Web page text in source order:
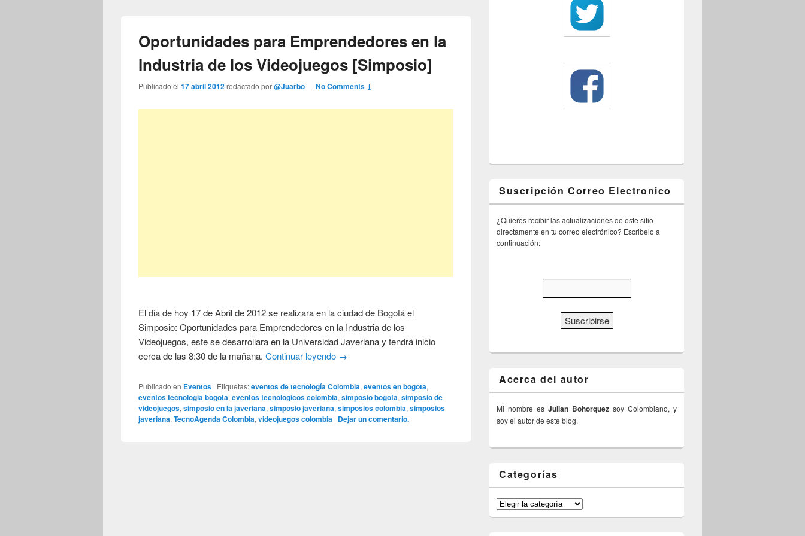
Oportunidades para Emprendedores en la
Industria de los Videojuegos [Simposio]
Publicado el17 abril 2012redactado por@Juarbo—No Comments ↓
El dia de hoy 17 de Abril de 2012 se realizara en la ciudad de Bogotá el
Simposio: Oportunidades para Emprendedores en la Industria de los
Videojuegos, este se desarrollara en la Universidad Javeriana y tendrá inicio
cerca de las 8:30 de la mañana.Continuar leyendo →
Publicado en Eventos | Etiquetas:eventos de tecnología Colombia,eventos en bogota,
eventos tecnologia bogota,eventos tecnologicos colombia,simposio bogota,simposio de
videojuegos,simposio en la javeriana,simposio javeriana,simposios colombia,simposios
javeriana,TecnoAgenda Colombia,videojuegos colombia | Dejar un comentario.
Suscripción Correo Electronico
¿Quieres recibir las actualizaciones de este sitio
directamente en tu correo electrónico? Escribelo a
continuación:
Acerca del autor
Mi nombre es Julian Bohorquez soy Colombiano, y
soy el autor de este blog.
Categorías
Categorías